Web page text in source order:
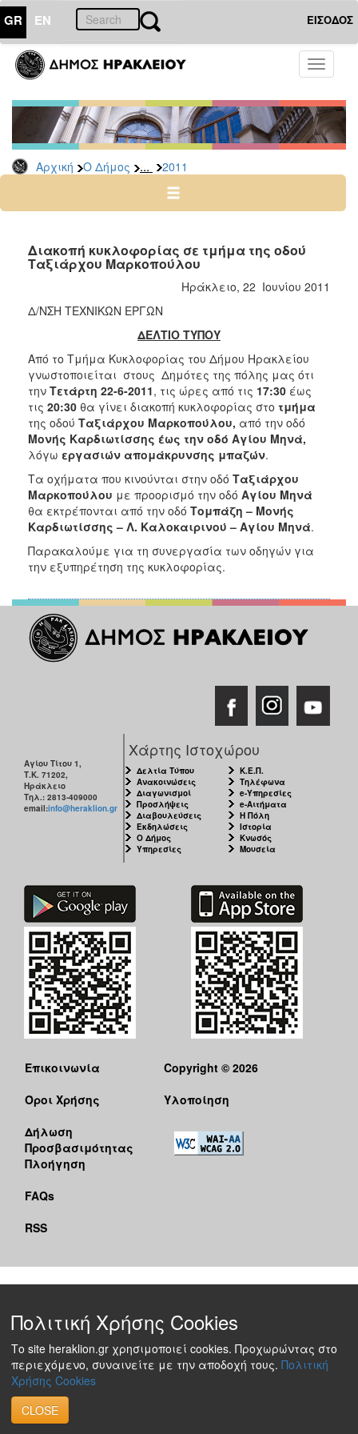
GR EN ΕΙΣΟΔΟΣ
Toggle
Αρχική Ο Δήμος ... 2011
ΔΗΜΟΣ
Δελτία
Τύπου
Αρχείο
2026
2024
2022
2020
2018
2017
2016
2015
2013
2012
2011
2010
2006
ΤΟΠΟΣ
Διακοπή κυκλοφορίας σε τμήμα της οδού
Ταξιάρχου Μαρκοπούλου
Ηράκλειο, 22 Ιουνίου 2011
Δ/ΝΣΗ ΤΕΧΝΙΚΩΝ ΕΡΓΩΝ
ΔΕΛΤΙΟ ΤΥΠΟΥ
Από το Τμήμα Κυκλοφορίας του Δήμου Ηρακλείου
γνωστοποιείται στους Δημότες της πόλης μας ότι
την Τετάρτη 22-6-2011, τις ώρες από τις 17:30 έως
τις 20:30 θα γίνει διακοπή κυκλοφορίας στο τμήμα
της οδού Ταξιάρχου Μαρκοπούλου, από την οδό
Μονής Καρδιωτίσσης έως την οδό Αγίου Μηνά,
λόγω εργασιών απομάκρυνσης μπαζών.
Τα οχήματα που κινούνται στην οδό Ταξιάρχου
Μαρκοπούλου με προορισμό την οδό Αγίου Μηνά
θα εκτρέπονται από την οδό Τομπάζη – Μονής
Καρδιωτίσσης – Λ. Καλοκαιρινού – Αγίου Μηνά.
Παρακαλούμε για τη συνεργασία των οδηγών για
την εξυπηρέτηση της κυκλοφορίας.
Αγίου Τίτου 1,
Τ.Κ. 71202,
Ηράκλειο
Τηλ.: 2813-409000
email:info@heraklion.gr
Χάρτης Ιστοχώρου
Δελτία Τύπου
Ανακοινώσεις
Διαγωνισμοί
Προσλήψεις
Διαβουλεύσεις
Εκδηλώσεις
Ο Δήμος
Υπηρεσίες
Κ.Ε.Π.
Τηλέφωνα
e-Υπηρεσίες
e-Αιτήματα
Η Πόλη
Ιστορία
Κνωσός
Μουσεία
Επικοινωνία
Όροι Χρήσης
Δήλωση
Προσβασιμότητας
Πλοήγηση
FAQs
RSS
Copyright © 2026
Υλοποίηση
Πολιτική Χρήσης Cookies
Το site heraklion.gr χρησιμοποιεί cookies. Προχωρώντας στο
περιεχόμενο, συναινείτε με την αποδοχή τους. Πολιτική
Χρήσης Cookies
CLOSE